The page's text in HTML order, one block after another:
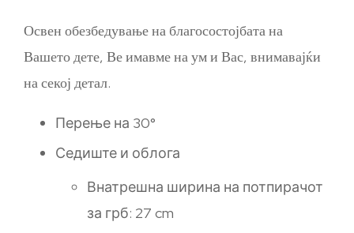
Освен обезбедување на благосостојбата на
Вашето дете, Ве имавме на ум и Вас, внимавајќи
на секој детал.
Перење на 30°
Седиште и облога
Внатрешна ширина на потпирачот
за грб: 27 cm